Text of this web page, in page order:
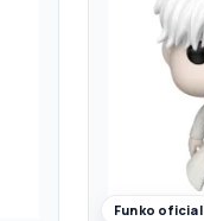
Funko oficial